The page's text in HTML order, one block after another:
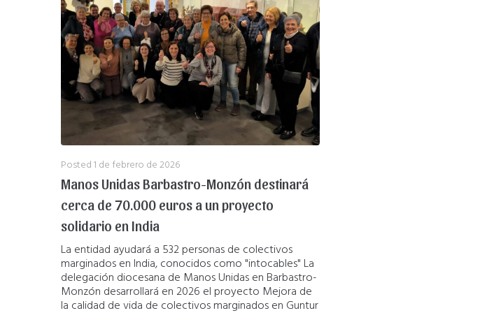
Posted1 de febrero de 2026
Manos Unidas Barbastro-Monzón destinará
cerca de 70.000 euros a un proyecto
solidario en India
La entidad ayudará a 532 personas de colectivos
marginados en India, conocidos como "intocables" La
delegación diocesana de Manos Unidas en Barbastro-
Monzón desarrollará en 2026 el proyecto Mejora de
la calidad de vida de colectivos marginados en Guntur